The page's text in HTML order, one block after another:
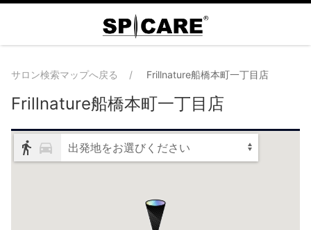
サロン検索マップへ戻る Frillnature船橋本町一丁目店
Frillnature船橋本町一丁目店
出発地をお選びください